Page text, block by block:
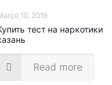
10, 2019
тест на наркотики
Read more